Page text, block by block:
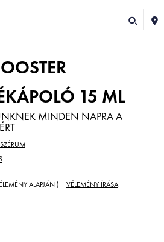
15 ML
MINDEN NAPRA A
SZÉRUM
ALAPJÁN ) VÉLEMÉNY ÍRÁSA